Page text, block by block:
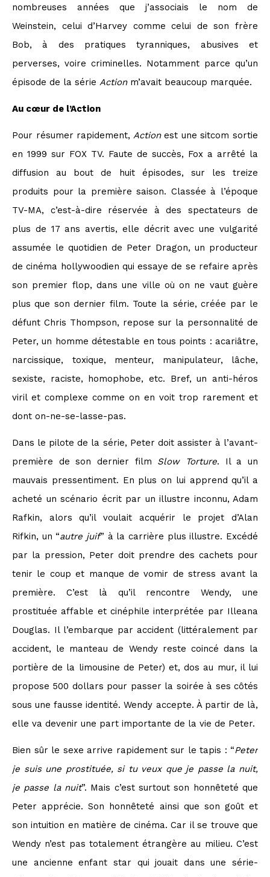
nombreuses années que j’associais le nom de
Weinstein, celui d’Harvey comme celui de son frère
Bob, à des pratiques tyranniques, abusives et
perverses, voire criminelles. Notamment parce qu’un
épisode de la série Action m’avait beaucoup marquée.
Au cœur de l’Action
Pour résumer rapidement, Actionest une sitcom sortie
en 1999 sur FOX TV. Faute de succès, Fox a arrêté la
diffusion au bout de huit épisodes, sur les treize
produits pour la première saison. Classée à l’époque
TV-MA, c’est-à-dire réservée à des spectateurs de
plus de 17 ans avertis, elle décrit avec une vulgarité
assumée le quotidien de Peter Dragon, un producteur
de cinéma hollywoodien qui essaye de se refaire après
son premier flop, dans une ville où on ne vaut guère
plus que son dernier film. Toute la série, créée par le
défunt Chris Thompson, repose sur la personnalité de
Peter, un homme détestable en tous points : acariâtre,
narcissique, toxique, menteur, manipulateur, lâche,
sexiste, raciste, homophobe, etc. Bref, un anti-héros
viril et complexe comme on en voit trop rarement et
dont on-ne-se-lasse-pas.
Dans le pilote de la série, Peter doit assister à l’avant-
première de son dernier film Slow Torture. Il a un
mauvais pressentiment. En plus on lui apprend qu’il a
acheté un scénario écrit par un illustre inconnu, Adam
Rafkin, alors qu’il voulait acquérir le projet d’Alan
Rifkin, un “autre juif” à la carrière plus illustre. Excédé
par la pression, Peter doit prendre des cachets pour
tenir le coup et manque de vomir de stress avant la
première. C’est là qu’il rencontre Wendy, une
prostituée affable et cinéphile interprétée par Illeana
Douglas. Il l’embarque par accident (littéralement par
accident, le manteau de Wendy reste coincé dans la
portière de la limousine de Peter) et, dos au mur, il lui
propose 500 dollars pour passer la soirée à ses côtés
sous une fausse identité. Wendy accepte. À partir de là,
elle va devenir une part importante de la vie de Peter.
Bien sûr le sexe arrive rapidement sur le tapis : “Peter
je suis une prostituée, si tu veux que je passe la nuit,
je passe la nuit”. Mais c’est surtout son honnêteté que
Peter apprécie. Son honnêteté ainsi que son goût et
son intuition en matière de cinéma. Car il se trouve que
Wendy n’est pas totalement étrangère au milieu. C’est
une ancienne enfant star qui jouait dans une série-